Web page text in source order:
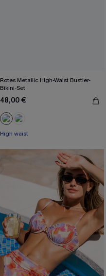
Rotes Metallic High-Waist Bustier-
Bikini-Set
48,00 €
High waist